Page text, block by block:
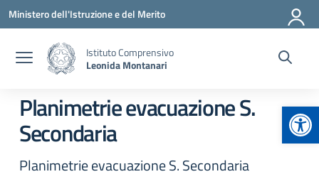
Vai ai contenuti
Vai al menu di navigazione
Vai al footer
Ministero dell'Istruzione e del Merito
Istituto Comprensivo
Leonida Montanari
Planimetrie evacuazione S.
Secondaria
Planimetrie evacuazione S. Secondaria